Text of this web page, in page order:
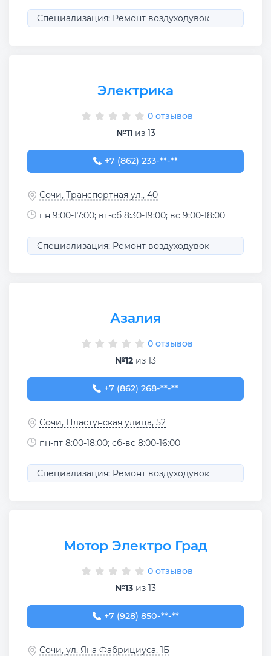
Специализация: Ремонт воздуходувок
Электрика
0 отзывов
№11из 13
+7 (862) 233-56-55
+7 (862) 233-**-**
Сочи, Транспортная ул., 40
пн 9:00-17:00; вт-сб 8:30-19:00; вс 9:00-18:00
Специализация: Ремонт воздуходувок
Азалия
0 отзывов
№12 из 13
+7 (862) 268-32-20
+7 (862) 268-**-**
Сочи, Пластунская улица, 52
пн-пт 8:00-18:00; сб-вс 8:00-16:00
Специализация: Ремонт воздуходувок
Мотор Электро Град
0 отзывов
№13 из 13
+7 (928) 850-29-58
+7 (928) 850-**-**
Сочи, ул. Яна Фабрициуса, 1Б